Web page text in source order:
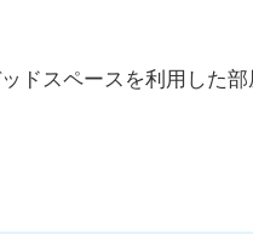
ドスペースを利用した